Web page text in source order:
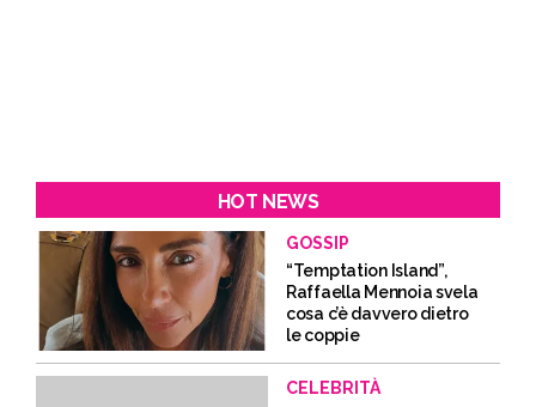
HOT NEWS
GOSSIP
“Temptation Island”,
Raffaella Mennoia svela
cosa c’è davvero dietro
le coppie
CELEBRITÀ